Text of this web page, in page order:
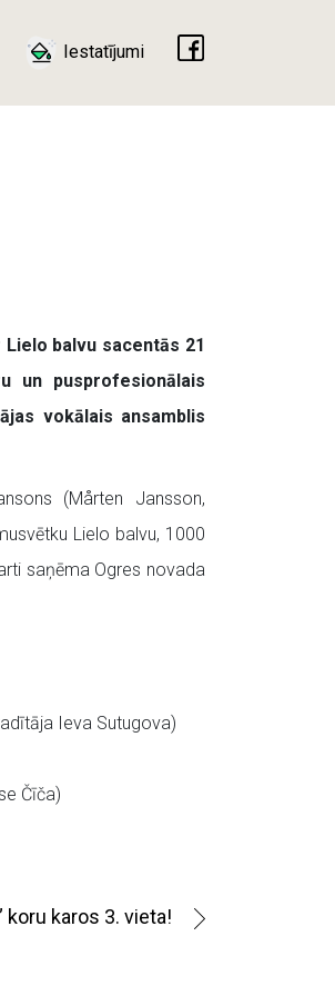
Iestatījumi
balvu sacentās 21
un pusprofesionālais
vokālais ansamblis
(Mårten Jansson,
Lielo balvu, 1000
saņēma Ogres novada
Ieva Sutugova)
Čīča)
koru karos 3. vieta!